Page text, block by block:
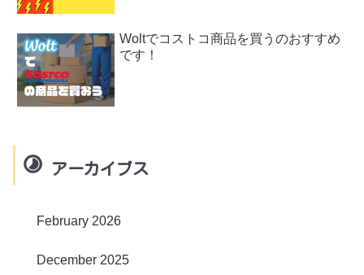
Woltでコストコ商品を買うのおすすめ
です！
アーカイブス
February 2026
December 2025